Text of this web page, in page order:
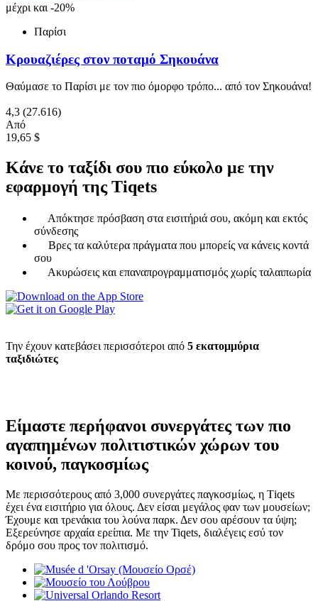
μέχρι και -20%
Παρίσι
Κρουαζιέρες στον ποταμό Σηκουάνα
Θαύμασε το Παρίσι με τον πιο όμορφο τρόπο... από τον Σηκουάνα!
4,3 (27.616)
Από
19,65 $
Κάνε το ταξίδι σου πιο εύκολο με την
εφαρμογή της Tiqets
Απόκτησε πρόσβαση στα εισιτήριά σου, ακόμη και εκτός
σύνδεσης
Βρες τα καλύτερα πράγματα που μπορείς να κάνεις κοντά
σου
Ακυρώσεις και επαναπρογραμματισμός χωρίς ταλαιπωρία
Την έχουν κατεβάσει περισσότεροι από 5 εκατομμύρια
ταξιδιώτες
Είμαστε περήφανοι συνεργάτες των πιο
αγαπημένων πολιτιστικών χώρων του
κοινού, παγκοσμίως
Με περισσότερους από 3,000 συνεργάτες παγκοσμίως, η Τiqets
έχει ένα εισιτήριο για όλους. Δεν είσαι μεγάλος φαν των μουσείων;
Έχουμε και τρενάκια του λούνα παρκ. Δεν σου αρέσουν τα ύψη;
Εξερεύνησε αρχαία ερείπια. Με την Tiqets, διαλέγεις εσύ τον
δρόμο σου προς τον πολιτισμό.